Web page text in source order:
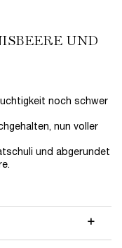
UND
noch schwer
nun voller
und abgerundet